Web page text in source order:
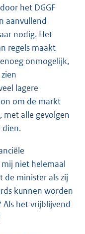
het DGGF
aanvullend
nodig. Het
regels maakt
onmogelijk,
lagere
om de markt
met alle gevolgen
dien.
niet helemaal
de minister als zij
kunnen worden
Als het vrijblijvend